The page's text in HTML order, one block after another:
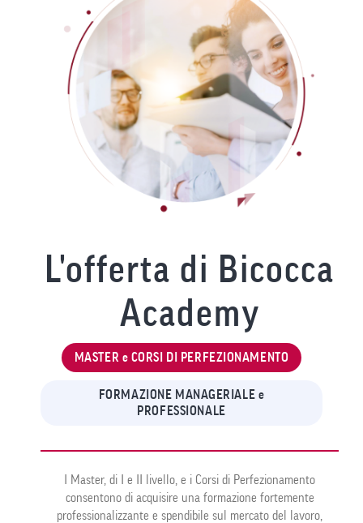
L'offerta di Bicocca
Academy
MASTER e CORSI DI PERFEZIONAMENTO
FORMAZIONE MANAGERIALE e
PROFESSIONALE
I Master, di I e II livello, e i Corsi di Perfezionamento
consentono di acquisire una formazione fortemente
professionalizzante e spendibile sul mercato del lavoro,